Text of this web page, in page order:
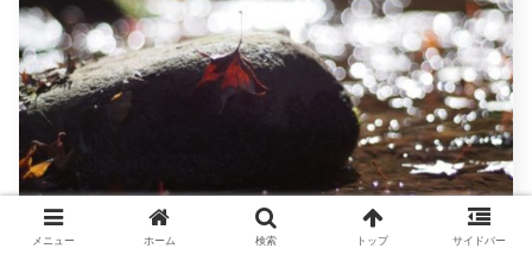
メニュー ホーム 検索 トップ サイドバー